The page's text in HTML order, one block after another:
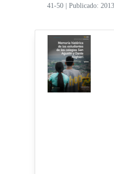
41-50
|Publicado: